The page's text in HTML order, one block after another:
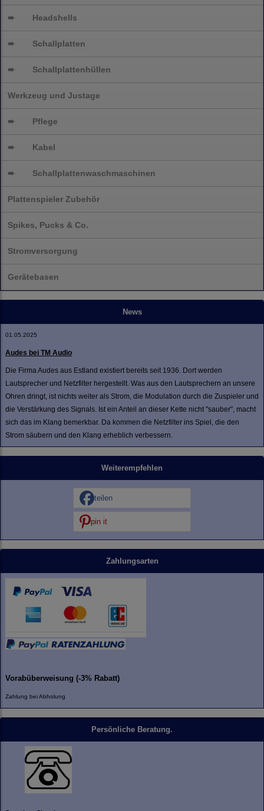
➨ Headshells
➨ Schallplatten
➨ Schallplattenhüllen
Werkzeug und Justage
➨ Pflege
➨ Kabel
➨ Schallplattenwaschmaschinen
Plattenspieler Zubehör
Spikes, Pucks & Co.
Stromversorgung
Gerätebasen
News
01.05.2025
Audes bei TM Audio
Die Firma Audes aus Estland existiert bereits seit 1936. Dort werden
Lautsprecher und Netzfilter hergestellt. Was aus den Lautsprechern an unsere
Ohren dringt, ist nichts weiter als Strom, die Modulation durch die Zuspieler und
die Verstärkung des Signals. Ist ein Anteil an dieser Kette nicht "sauber", macht
sich das im Klang bemerkbar. Da kommen die Netzfilter ins Spiel, die den
Strom säubern und den Klang erheblich verbessern.
Weiterempfehlen
teilen
pin it
Zahlungsarten
Vorabüberweisung (-3% Rabatt)
Zahlung bei Abholung
Persönliche Beratung.